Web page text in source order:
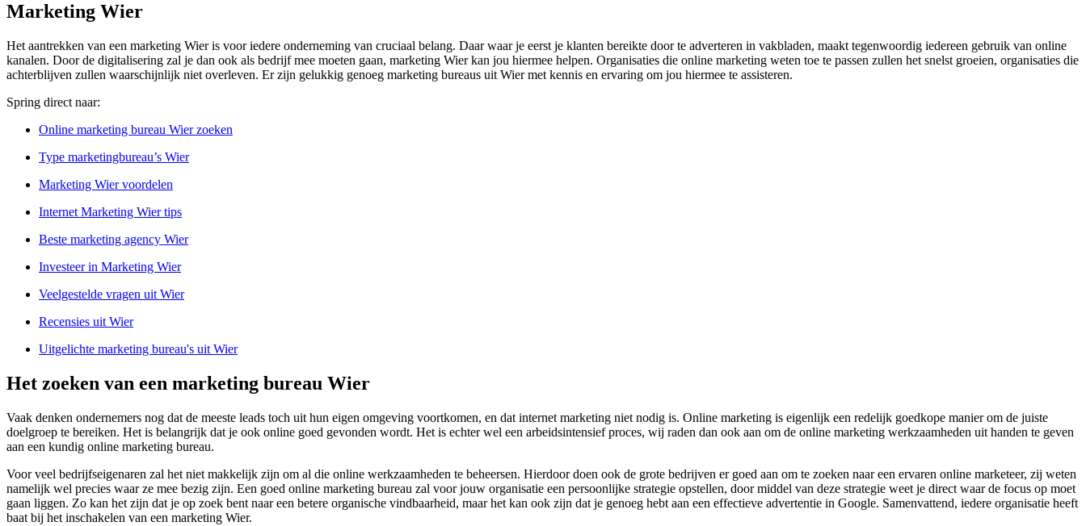
Marketing Wier
Het aantrekken van een marketing Wier is voor iedere onderneming van cruciaal belang. Daar waar je eerst je klanten bereikte door te adverteren in vakbladen, maakt tegenwoordig iedereen gebruik van online
kanalen. Door de digitalisering zal je dan ook als bedrijf mee moeten gaan, marketing Wier kan jou hiermee helpen. Organisaties die online marketing weten toe te passen zullen het snelst groeien, organisaties die
achterblijven zullen waarschijnlijk niet overleven. Er zijn gelukkig genoeg marketing bureaus uit Wier met kennis en ervaring om jou hiermee te assisteren.
Spring direct naar:
Online marketing bureau Wier zoeken
Type marketingbureau’s Wier
Marketing Wier voordelen
Internet Marketing Wier tips
Beste marketing agency Wier
Investeer in Marketing Wier
Veelgestelde vragen uit Wier
Recensies uit Wier
Uitgelichte marketing bureau's uit Wier
Het zoeken van een marketing bureau Wier
Vaak denken ondernemers nog dat de meeste leads toch uit hun eigen omgeving voortkomen, en dat internet marketing niet nodig is. Online marketing is eigenlijk een redelijk goedkope manier om de juiste
doelgroep te bereiken. Het is belangrijk dat je ook online goed gevonden wordt. Het is echter wel een arbeidsintensief proces, wij raden dan ook aan om de online marketing werkzaamheden uit handen te geven
aan een kundig online marketing bureau.
Voor veel bedrijfseigenaren zal het niet makkelijk zijn om al die online werkzaamheden te beheersen. Hierdoor doen ook de grote bedrijven er goed aan om te zoeken naar een ervaren online marketeer, zij weten
namelijk wel precies waar ze mee bezig zijn. Een goed online marketing bureau zal voor jouw organisatie een persoonlijke strategie opstellen, door middel van deze strategie weet je direct waar de focus op moet
gaan liggen. Zo kan het zijn dat je op zoek bent naar een betere organische vindbaarheid, maar het kan ook zijn dat je genoeg hebt aan een effectieve advertentie in Google. Samenvattend, iedere organisatie heeft
baat bij het inschakelen van een marketing Wier.